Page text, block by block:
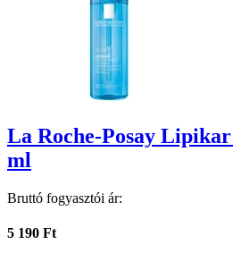
La Roche-Posay
ml
Bruttó fogyasztói ár:
5 190 Ft